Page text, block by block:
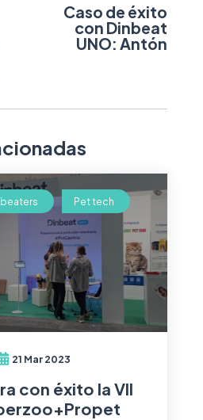
Caso de éxito
con Dinbeat
UNO: Antón
21 Mar 2023
con éxito la VII
Pet tech